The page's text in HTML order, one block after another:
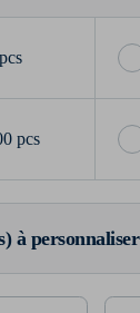
pcs
à personnaliser